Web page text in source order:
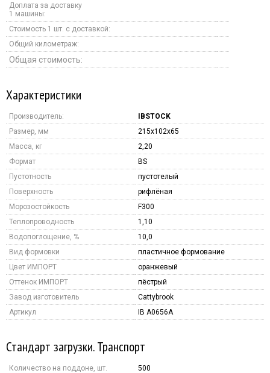
Доплата за доставку
1 машины:
Стоимость 1 шт. с доставкой:
Общий километраж:
Общая стоимость:
Характеристики
Производитель:
IBSTOCK
Размер, мм
215x102x65
Масса, кг
2,20
Формат
BS
Пустотность
пустотелый
Поверхность
рифлёная
Морозостойкость
F300
Теплопроводность
1,10
Водопоглощение, %
10,0
Вид формовки
пластичное формование
Цвет ИМПОРТ
оранжевый
Оттенок ИМПОРТ
пёстрый
Завод изготовитель
Cattybrook
Артикул
IB A0656A
Стандарт загрузки. Транспорт
Количество на поддоне, шт.
500